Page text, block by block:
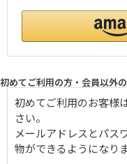
初めてご利用の方・会員以外
初めてご利用のお客様
さい。
メールアドレスとパス
物ができるようになりま